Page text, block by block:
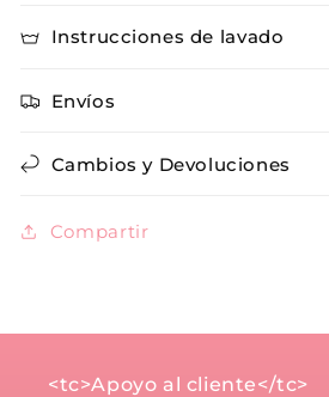
Instrucciones de lavado
Envíos
Cambios y Devoluciones
Compartir
<tc>Apoyo al cliente</tc>